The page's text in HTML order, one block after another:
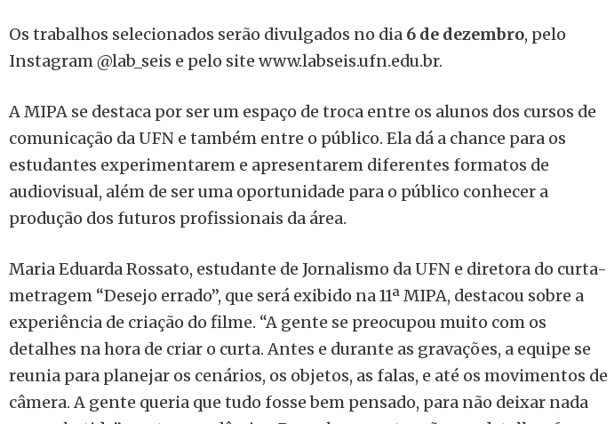
Os trabalhos selecionados serão divulgados no dia 6 de dezembro, pelo
Instagram @lab_seis e pelo sitewww.labseis.ufn.edu.br.
A MIPA se destaca por ser um espaço de troca entre os alunos dos cursos de
comunicação da UFN e também entre o público. Ela dá a chance para os
estudantes experimentarem e apresentarem diferentes formatos de
audiovisual, além de ser uma oportunidade para o público conhecer a
produção dos futuros profissionais da área.
Maria Eduarda Rossato, estudante de Jornalismo da UFN e diretora do curta-
metragem “Desejo errado”, que será exibido na 11ª MIPA, destacou sobre a
experiência de criação do filme. “A gente se preocupou muito com os
detalhes na hora de criar o curta. Antes e durante as gravações, a equipe se
reunia para planejar os cenários, os objetos, as falas, e até os movimentos de
câmera. A gente queria que tudo fosse bem pensado, para não deixar nada